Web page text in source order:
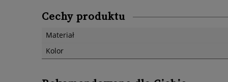
Cechy produktu
Materiał
Kolor